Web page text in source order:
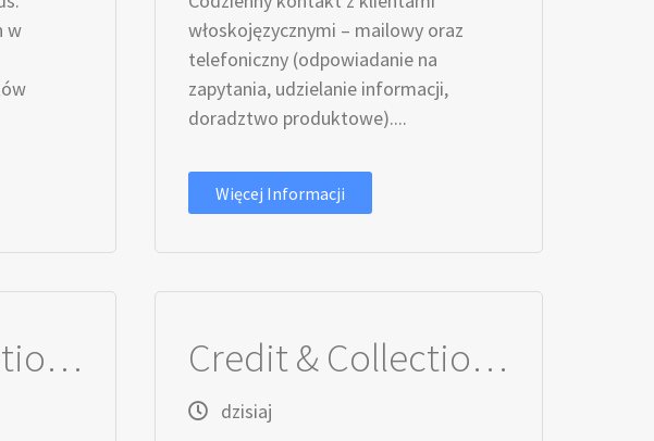
w
włoskojęzycznymi – mailowy oraz
telefoniczny (odpowiadanie na
zapytania, udzielanie informacji,
doradztwo produktowe)....
Więcej Informacji
Credit & Collection Specialist (m/f/d) Credit & Collections Expert (m/f/d)
dzisiaj